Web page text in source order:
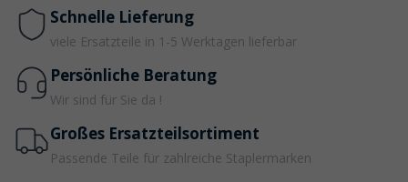
Schnelle Lieferung
viele Ersatzteile in 1-5 Werktagen lieferbar
Persönliche Beratung
Wir sind für Sie da !
Großes Ersatzteilsortiment
Passende Teile für zahlreiche Staplermarken